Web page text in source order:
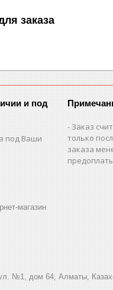
заказа
и под
под Ваши
Заказ
только
заказа
магазин
№1, дом 64, Алматы,